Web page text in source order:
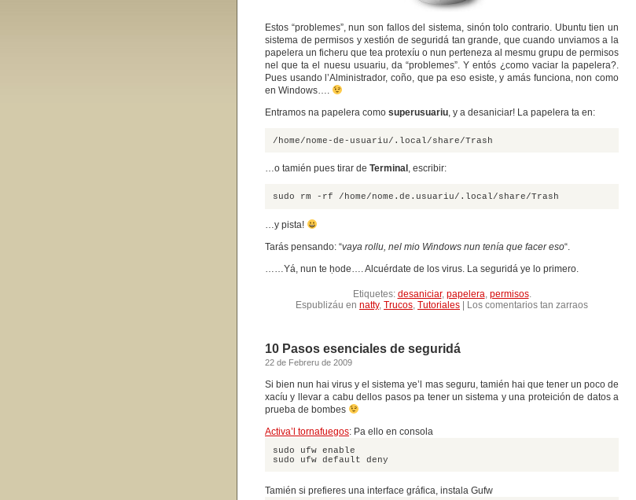
Estos “problemes”, nun son fallos del sistema, sinón tolo contrario. Ubuntu tien un
sistema de permisos y xestión de seguridá tan grande, que cuando unviamos a la
papelera un ficheru que tea protexíu o nun perteneza al mesmu grupu de permisos
nel que ta el nuesu usuariu, da “problemes”. Y entós ¿como vaciar la papelera?.
Pues usando l’Alministrador, coño, que pa eso esiste, y amás funciona, non como
en Windows….
Entramos na papelera como superusuariu, y a desaniciar! La papelera ta en:
/home/nome-de-usuariu/.local/share/Trash
…o tamién pues tirar de Terminal , escribir:
sudo rm -rf /home/nome.de.usuariu/.local/share/Trash
…y pista!
Tarás pensando: “vaya rollu, nel mio Windows nun tenía que facer eso“.
……Yá, nun te ḥode…. Alcuérdate de los virus. La seguridá ye lo primero.
Etiquetes: desaniciar, papelera, permisos.
Espublizáu en natty, Trucos, Tutoriales | Los comentarios tan zarraosen
de
permisos)
10 Pasos esenciales de seguridá
22 de Febreru de 2009
Si bien nun hai virus y el sistema ye’l mas seguru, tamién hai que tener un poco de
xacíu y llevar a cabu dellos pasos pa tener un sistema y una proteición de datos a
prueba de bombes
Activa’l tornafuegos: Pa ello en consola
sudo ufw enable
sudo ufw default deny
Tamién si prefieres una interface gráfica, instala Gufw